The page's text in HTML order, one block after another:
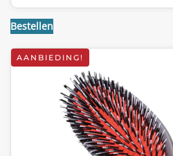
WAS:
IS:
Bestellen
AANBIEDING!